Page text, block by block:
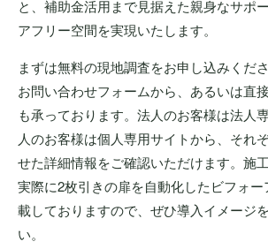
と、補助金活用まで見据えた親身なサポ
アフリー空間を実現いたします。
まずは無料の現地調査をお申し込みくだ
お問い合わせフォームから、あるいは直
も承っております。法人のお客様は法人
人のお客様は個人専用サイトから、それ
せた詳細情報をご確認いただけます。施
実際に2枚引きの扉を自動化したビフォ
載しておりますので、ぜひ導入イメージ
い。